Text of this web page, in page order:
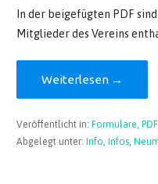
In der beigefügten PDF
Mitglieder des Vereins
Weiterlesen →
Veröffentlicht in: Formulare,
Abgelegt unter: Info, Infos,